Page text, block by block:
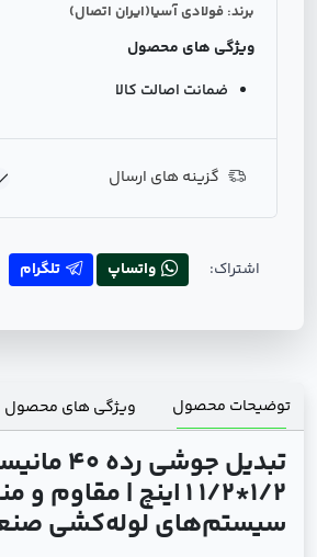
برند: فولادی آسیا(ایران اتصال)
ویژگی های محصول
ضمانت اصالت کالا
گزینه های ارسال
اشتراک: واتساپ تلگرام
توضیحات محصول ویژگی های محصول
تبدیل جوشی رده 40 مانیسمان سایز
1/2*1/2 1 اینچ | مقاوم و
سیستم‌های لوله‌کشی